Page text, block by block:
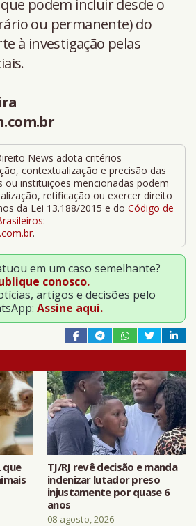
podem incluir desde o
ou permanente) do
à investigação pelas
News adota critérios
contextualização e precisão das
ou instituições mencionadas podem
retificação ou exercer direito
da Lei 13.188/2015 e do Código de
:
.
em um caso semelhante?
conosco.
artigos e decisões pelo
Assine aqui.
que
TJ/RJ revê decisão e manda
indenizar lutador preso
injustamente por quase 6
anos
08 agosto, 2026